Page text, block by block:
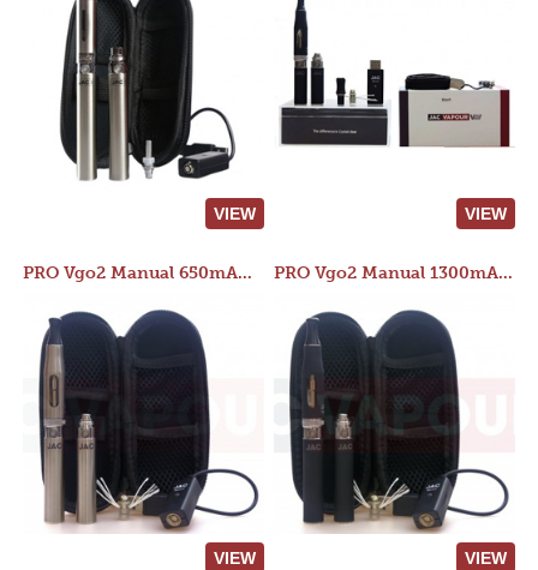
VIEW VIEW
PRO Vgo2 Manual 650mAh Kit
VIEW
PRO Vgo2 Manual 1300mAh Kit
VIEW